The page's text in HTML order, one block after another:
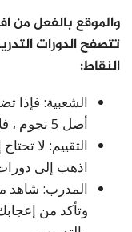
والموقع بالفعل من
النقاط:
أصل 5 نجوم ، فلا يمكن أن يكون هؤلاء الطلاب مخطئين.
التقييم: لا
اذهب إلى دورات الـ 5 نجوم
المدرب: شاهد
وتأكد من